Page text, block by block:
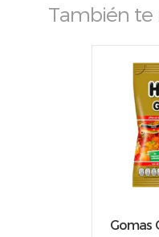
También te
Gomas